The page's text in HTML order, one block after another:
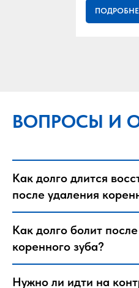
ВОПРОСЫ И
Как долго длится
после удаления
Как долго болит
коренного зуба?
Нужно ли идти на